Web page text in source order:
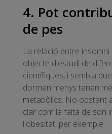
4. Pot
de pes
La relació entre
objecte d'estudi de
científiques, i sembla
dormen menys tenen
metabòlics. No obstant
clar com la falta de son
l'obesitat, per exemple.